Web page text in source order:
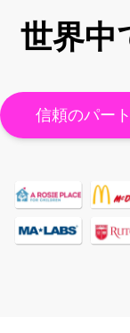
世界中
信頼のパー